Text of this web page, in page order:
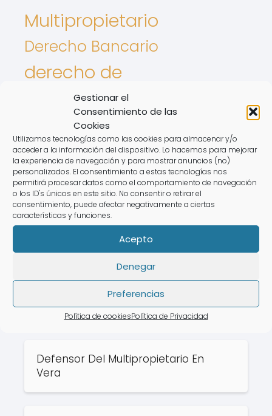
Gestionar el
Consentimiento de las
Cookies
Utilizamos tecnologías como las cookies para almacenar y/o
acceder a la información del dispositivo. Lo hacemos para mejorar
la experiencia de navegación y para mostrar anuncios (no)
personalizados. El consentimiento a estas tecnologías nos
permitirá procesar datos como el comportamiento de navegación
o los ID's únicos en este sitio. No consentir o retirar el
consentimiento, puede afectar negativamente a ciertas
características y funciones.
Acepto
Denegar
Preferencias
Política de cookiesPolítica de Privacidad
Multipropietario
Derecho Bancario
derecho de
aprovechamiento por
Derecho De Los Animales
Intereses De tarjetas
Nulidad de contrato
registro de la propiedad
Semana flotante
Rate this post
Puede que te interese:
Defensor Del Multipropietario En
Vera